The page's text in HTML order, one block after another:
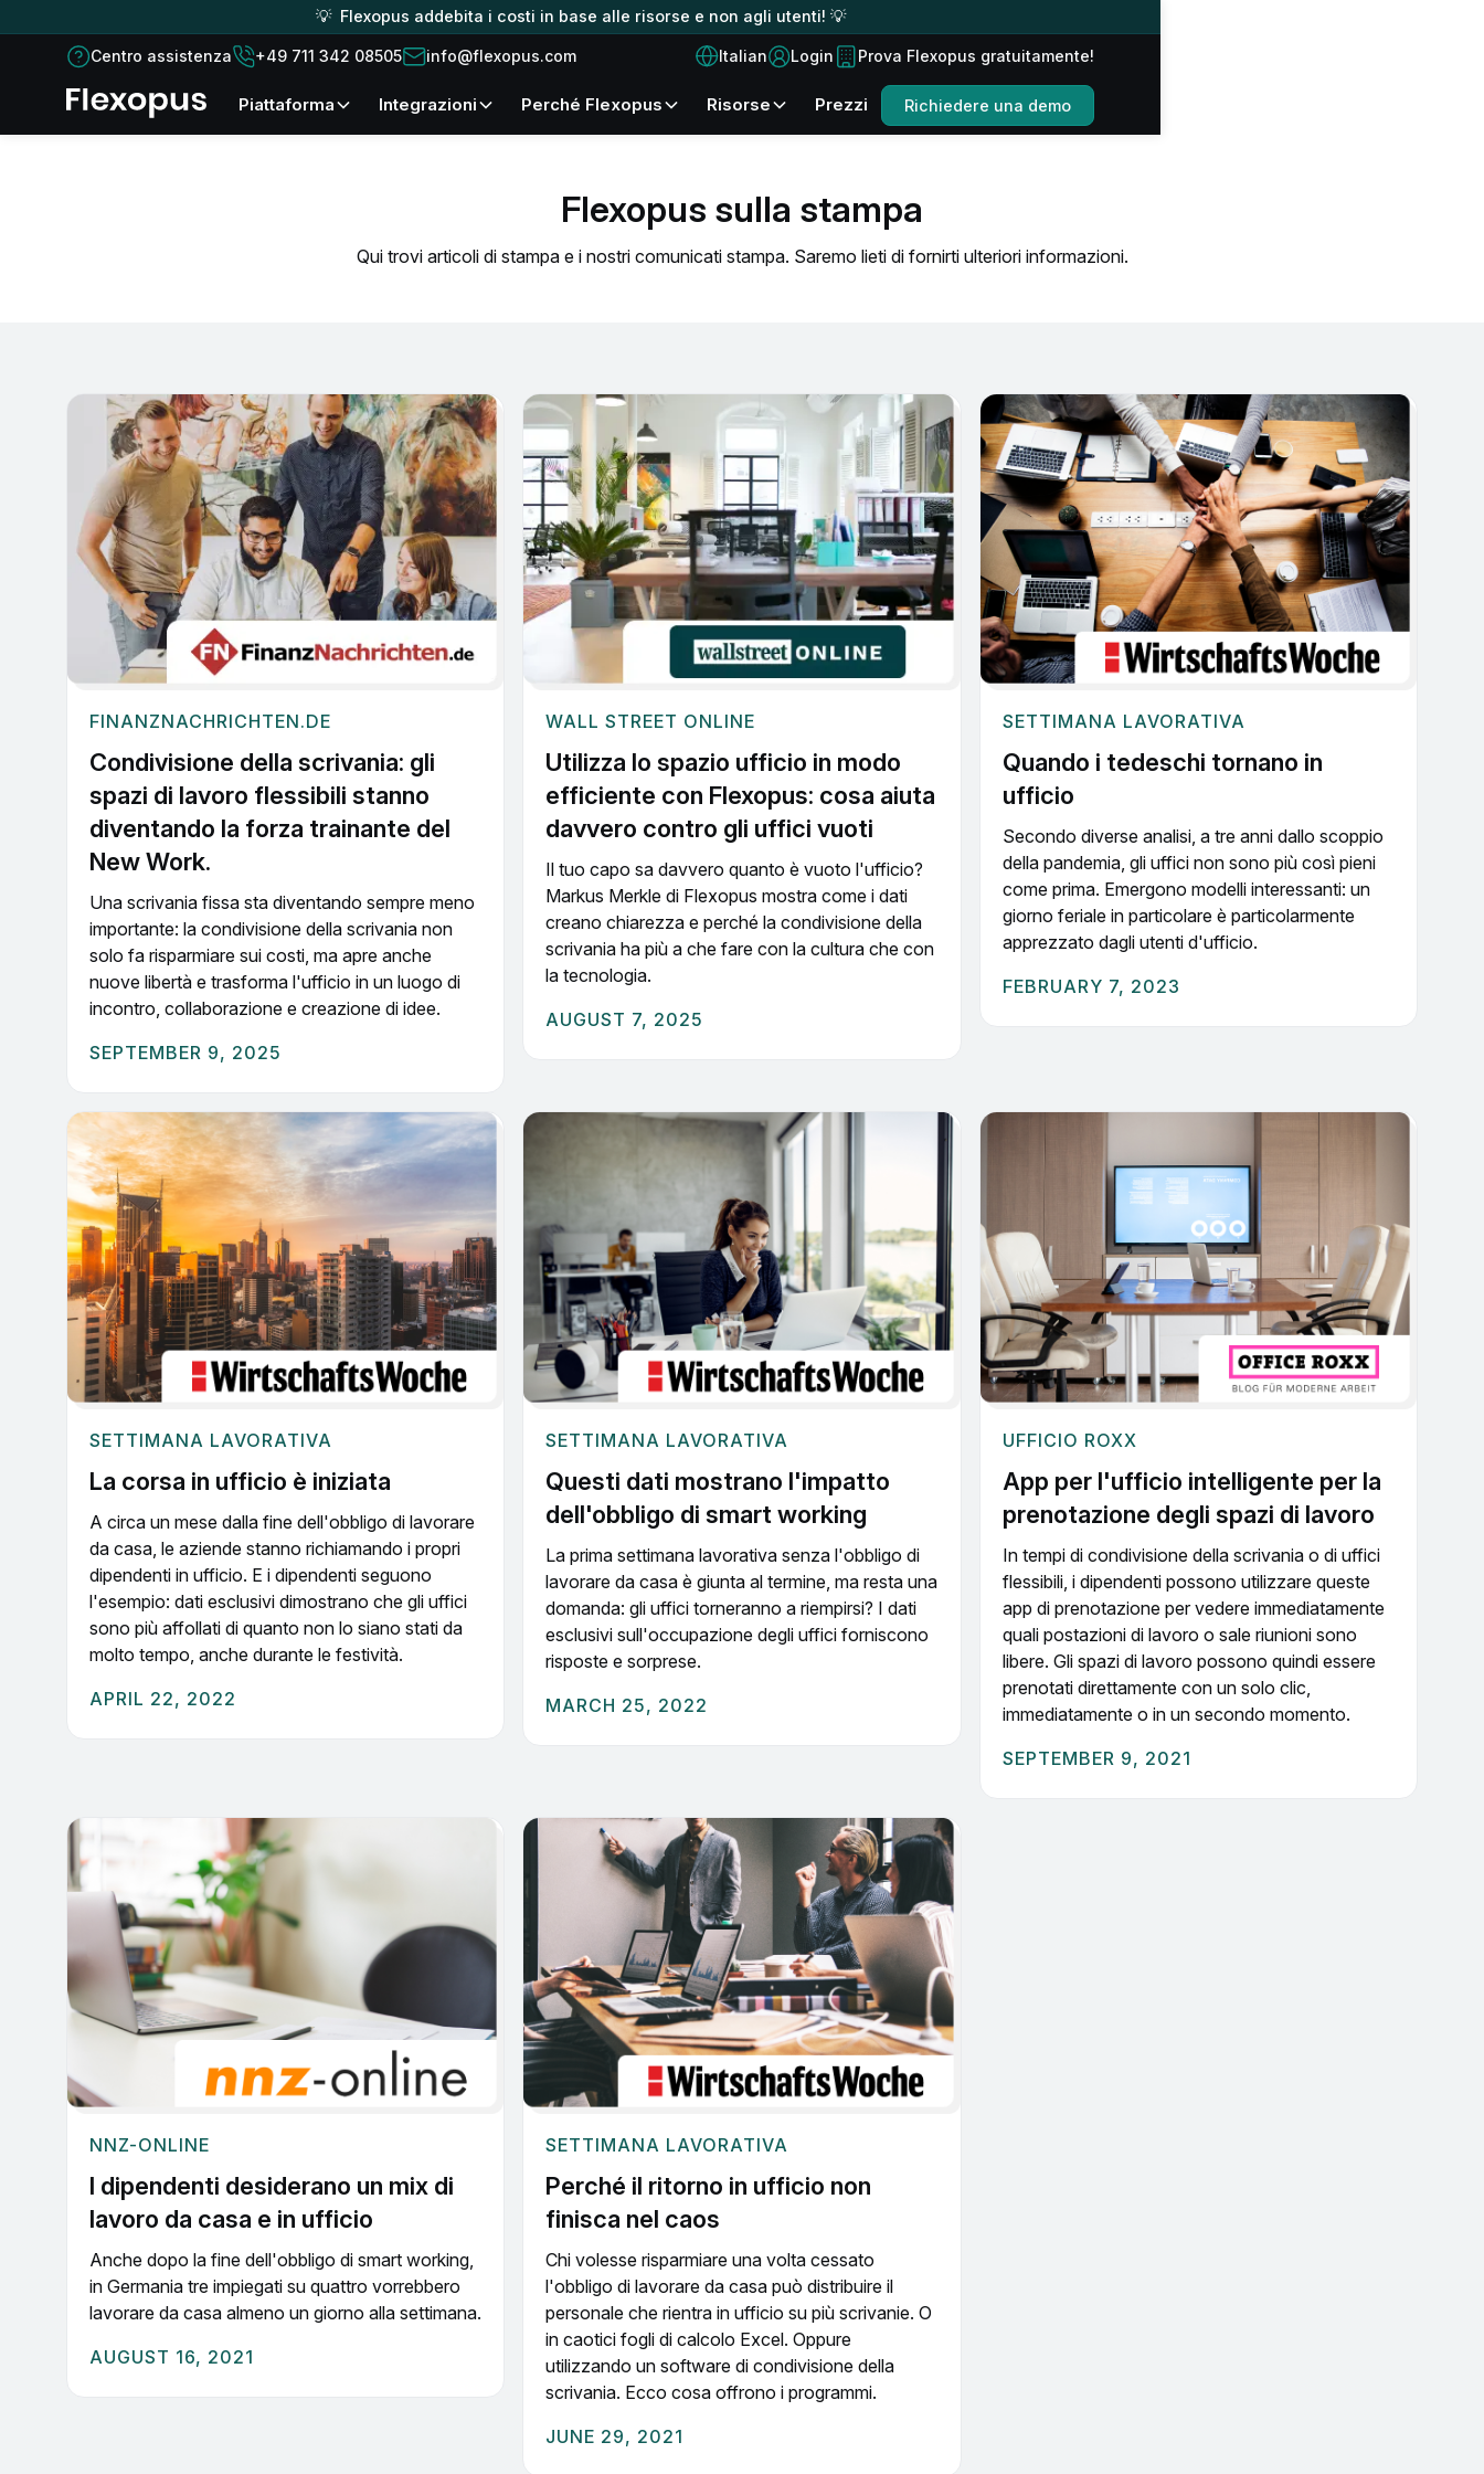
💡 Flexopus addebita i costi in base alle risorse e non agli utenti! 💡
Centro assistenza +49 711 342 08505 info@flexopus.com Italian Login Prova Flexopus gratuitamente!
piattaforma Integrazioni Perché Flexopus Risorse Prezzi Richiedere una demo
Flexopus sulla stampa
Qui trovi articoli di stampa e i nostri comunicati stampa. Saremo lieti di fornirti ulteriori informazioni.
FINANZNACHRICHTEN.DE
Condivisione della scrivania: gli
spazi di lavoro flessibili stanno
diventando la forza trainante del
New Work.
Una scrivania fissa sta diventando sempre meno
importante: la condivisione della scrivania non
solo fa risparmiare sui costi, ma apre anche
nuove libertà e trasforma l'ufficio in un luogo di
incontro, collaborazione e creazione di idee.
SEPTEMBER 9, 2025
WALL STREET ONLINE
Utilizza lo spazio ufficio in modo
efficiente con Flexopus: cosa aiuta
davvero contro gli uffici vuoti
Il tuo capo sa davvero quanto è vuoto l'ufficio?
Markus Merkle di Flexopus mostra come i dati
creano chiarezza e perché la condivisione della
scrivania ha più a che fare con la cultura che con
la tecnologia.
AUGUST 7, 2025
SETTIMANA LAVORATIVA
Quando i tedeschi tornano in
ufficio
Secondo diverse analisi, a tre anni dallo scoppio
della pandemia, gli uffici non sono più così pieni
come prima. Emergono modelli interessanti: un
giorno feriale in particolare è particolarmente
apprezzato dagli utenti d'ufficio.
FEBRUARY 7, 2023
SETTIMANA LAVORATIVA
La corsa in ufficio è iniziata
A circa un mese dalla fine dell'obbligo di lavorare
da casa, le aziende stanno richiamando i propri
dipendenti in ufficio. E i dipendenti seguono
l'esempio: dati esclusivi dimostrano che gli uffici
sono più affollati di quanto non lo siano stati da
molto tempo, anche durante le festività.
APRIL 22, 2022
SETTIMANA LAVORATIVA
Questi dati mostrano l'impatto
dell'obbligo di smart working
La prima settimana lavorativa senza l'obbligo di
lavorare da casa è giunta al termine, ma resta una
domanda: gli uffici torneranno a riempirsi? I dati
esclusivi sull'occupazione degli uffici forniscono
risposte e sorprese.
MARCH 25, 2022
UFFICIO ROXX
App per l'ufficio intelligente per la
prenotazione degli spazi di lavoro
In tempi di condivisione della scrivania o di uffici
flessibili, i dipendenti possono utilizzare queste
app di prenotazione per vedere immediatamente
quali postazioni di lavoro o sale riunioni sono
libere. Gli spazi di lavoro possono quindi essere
prenotati direttamente con un solo clic,
immediatamente o in un secondo momento.
SEPTEMBER 9, 2021
NNZ-ONLINE
I dipendenti desiderano un mix di
lavoro da casa e in ufficio
Anche dopo la fine dell'obbligo di smart working,
in Germania tre impiegati su quattro vorrebbero
lavorare da casa almeno un giorno alla settimana.
AUGUST 16, 2021
SETTIMANA LAVORATIVA
Perché il ritorno in ufficio non
finisca nel caos
Chi volesse risparmiare una volta cessato
l'obbligo di lavorare da casa può distribuire il
personale che rientra in ufficio su più scrivanie. O
in caotici fogli di calcolo Excel. Oppure
utilizzando un software di condivisione della
scrivania. Ecco cosa offrono i programmi.
JUNE 29, 2021